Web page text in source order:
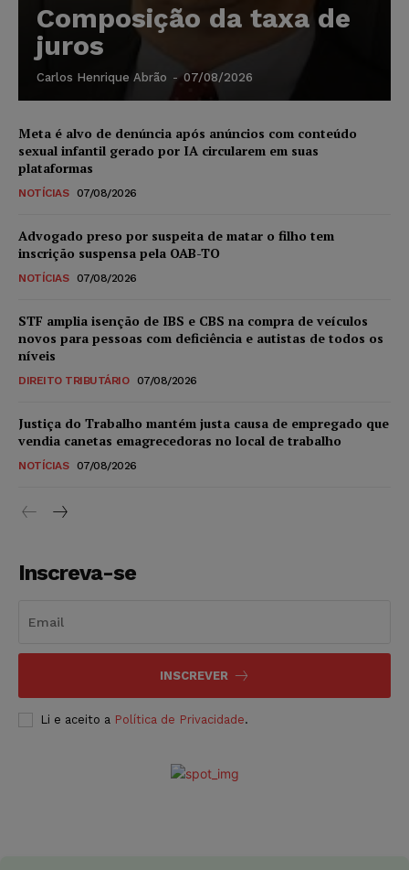
Composição da taxa de
juros
Carlos Henrique Abrão - 07/08/2026
Meta é alvo de denúncia após anúncios com conteúdo
sexual infantil gerado por IA circularem em suas
plataformas
NOTÍCIAS 07/08/2026
Advogado preso por suspeita de matar o filho tem
inscrição suspensa pela OAB-TO
NOTÍCIAS 07/08/2026
STF amplia isenção de IBS e CBS na compra de veículos
novos para pessoas com deficiência e autistas de todos os
níveis
DIREITO TRIBUTÁRIO 07/08/2026
Justiça do Trabalho mantém justa causa de empregado que
vendia canetas emagrecedoras no local de trabalho
NOTÍCIAS 07/08/2026
Inscreva-se
INSCREVER
Li e aceito a Política de Privacidade.